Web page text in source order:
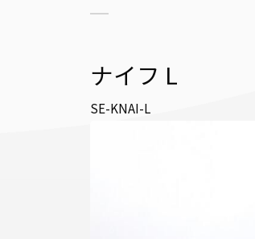
ナイフ L
SE-KNAI-L